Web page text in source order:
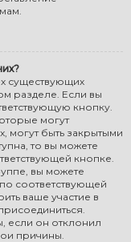
существующих
разделе. Если вы
кнопку.
могут
могут быть закрытыми
то вы можете
кнопке.
вы можете
соответствующей
ваше участие в
если он отклонил
причины.